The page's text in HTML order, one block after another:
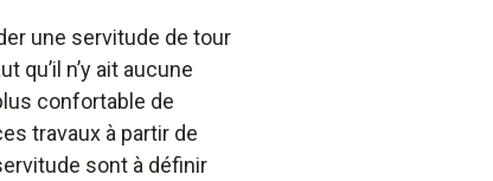
une servitude de tour
qu’il n’y ait aucune
confortable de
travaux à partir de
sont à définir